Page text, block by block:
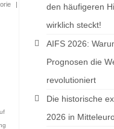
|
den häufigeren
wirklich steckt!
AIFS 2026:
Prognosen die
revolutioniert
Die historische
2026 in